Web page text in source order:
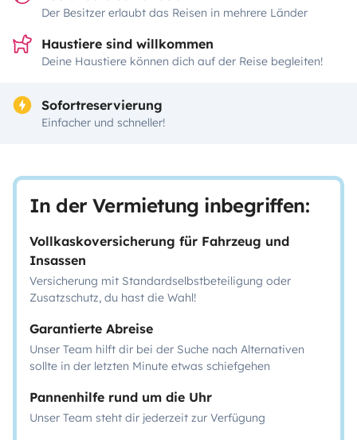
Der Besitzer erlaubt das Reisen in mehrere Länder
Haustiere sind willkommen
Deine Haustiere können dich auf der Reise begleiten!
Sofortreservierung
Einfacher und schneller!
In der Vermietung inbegriffen:
Vollkaskoversicherung für Fahrzeug und
Insassen
Versicherung mit Standardselbstbeteiligung oder
Zusatzschutz, du hast die Wahl!
Garantierte Abreise
Unser Team hilft dir bei der Suche nach Alternativen
sollte in der letzten Minute etwas schiefgehen
Pannenhilfe rund um die Uhr
Unser Team steht dir jederzeit zur Verfügung